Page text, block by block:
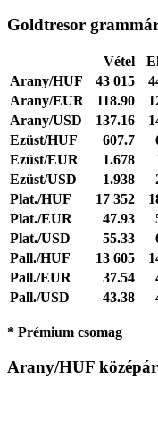
Goldtresor
Vétel
Arany/HUF
43 015
Arany/EUR
118.90
Arany/USD
137.16
Ezüst/HUF
607.7
Ezüst/EUR
1.678
Ezüst/USD
1.938
Plat./HUF
17 352
Plat./EUR
47.93
Plat./USD
55.33
Pall./HUF
13 605
Pall./EUR
37.54
Pall./USD
43.38
* Prémium csomag
Arany/HUF